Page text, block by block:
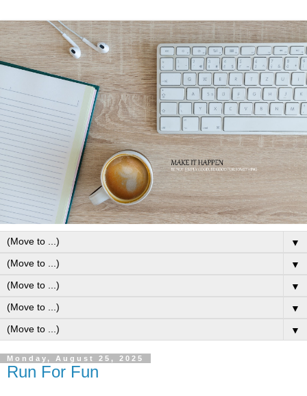
▼
▼
▼
▼
▼
Monday, August 25, 2025
Run For Fun